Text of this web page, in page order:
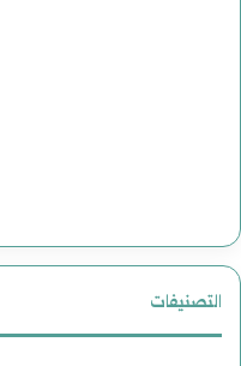
التصنيفات